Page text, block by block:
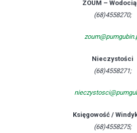
ZOUM –
(68)4558270;
Nieczystości
(68)4558271;
Księgowość /
(68)4558275;